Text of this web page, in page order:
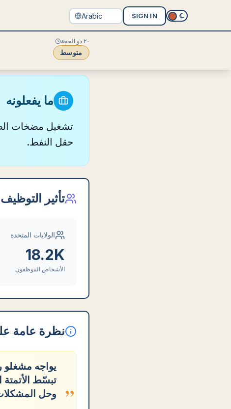
SIGN IN
٢٠ ذو الحجة
متوسط
ما يفعلونه
تشغيل مضخات
حقل النفط.
تأثير التوظيف
الولايات المتحدة
18.2K
الأشخاص الموظفون
نظرة عامة
يواجه مشغلو
تبسّط
وحل
”